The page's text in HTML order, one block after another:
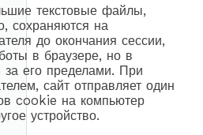
текстовые файлы,
сохраняются на
до окончания сессии,
в браузере, но в
за его пределами. При
сайт отправляет один
cookie на компьютер
устройство.